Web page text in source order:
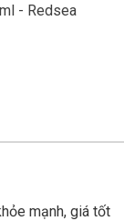
- Redsea
mạnh, giá tốt